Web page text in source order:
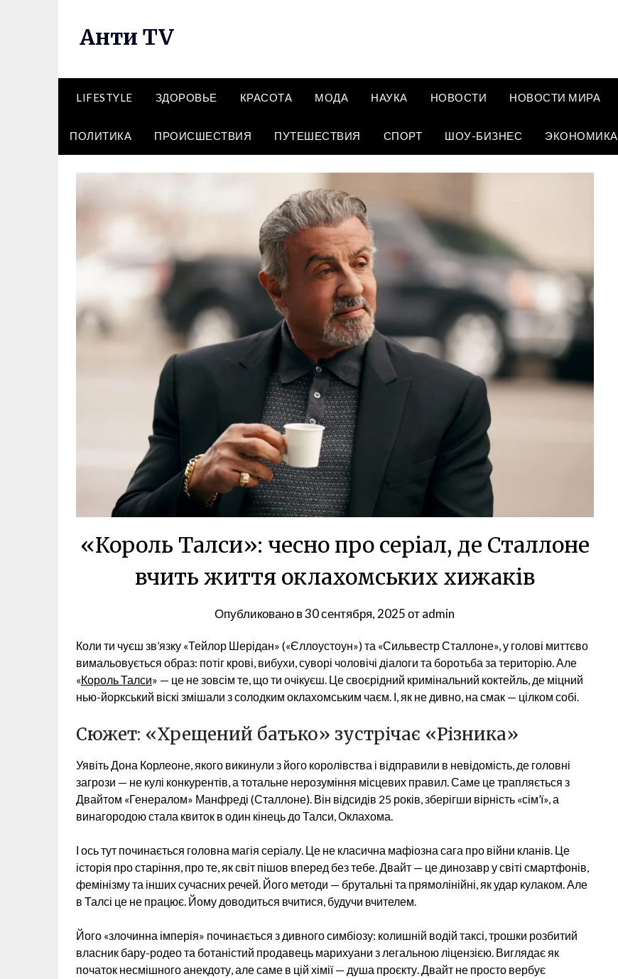
Анти TV
LIFESTYLE ЗДОРОВЬЕ КРАСОТА МОДА НАУКА НОВОСТИ НОВОСТИ МИРА
ПОЛИТИКА ПРОИСШЕСТВИЯ ПУТЕШЕСТВИЯ СПОРТ ШОУ-БИЗНЕС ЭКОНОМИКА
«Король Талси»: чесно про серіал, де Сталлоне
вчить життя оклахомських хижаків
Опубликовано в30 сентября, 2025отadmin
Коли ти чуєш зв’язку «Тейлор Шерідан» («Єллоустоун») та «Сильвестр Сталлоне», у голові миттєво
вимальовується образ: потіг крові, вибухи, суворі чоловічі діалоги та боротьба за територію. Але
«Король Талси» — це не зовсім те, що ти очікуєш. Це своєрідний кримінальний коктейль, де міцний
нью-йоркський віскі змішали з солодким оклахомським чаєм. І, як не дивно, на смак — цілком собі.
Сюжет: «Хрещений батько» зустрічає «Різника»
Уявіть Дона Корлеоне, якого викинули з його королівства і відправили в невідомість, де головні
загрози — не кулі конкурентів, а тотальне нерозуміння місцевих правил. Саме це трапляється з
Двайтом «Генералом» Манфреді (Сталлоне). Він відсидів 25 років, зберігши вірність «сім’ї», а
винагородою стала квиток в один кінець до Талси, Оклахома.
І ось тут починається головна магія серіалу. Це не класична мафіозна сага про війни кланів. Це
історія про старіння, про те, як світ пішов вперед без тебе. Двайт — це динозавр у світі смартфонів,
фемінізму та інших сучасних речей. Його методи — брутальні та прямолінійні, як удар кулаком. Але
в Талсі це не працює. Йому доводиться вчитися, будучи вчителем.
Його «злочинна імперія» починається з дивного симбіозу: колишній водій таксі, трошки розбитий
власник бару-родео та ботаністий продавець марихуани з легальною ліцензією. Виглядає як
початок несмішного анекдоту, але саме в цій хімії — душа проєкту. Двайт не просто вербує